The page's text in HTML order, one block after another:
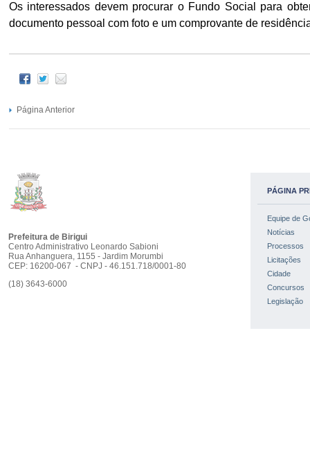
Os interessados devem procurar o Fundo Social para
documento pessoal com foto e um comprovante de
Página Anterior
Prefeitura de Birigui
Centro Administrativo Leonardo Sabioni
Rua Anhanguera, 1155 - Jardim Morumbi
CEP: 16200-067 - CNPJ - 46.151.718/0001-80
(18) 3643-6000
PÁGINA
Equipe de
Notícias
Processos
Licitações
Cidade
Concursos
Legislação